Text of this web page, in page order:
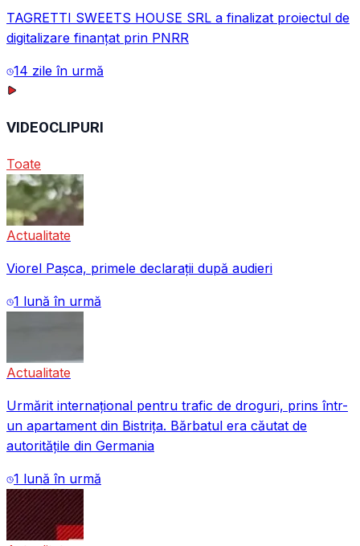
TAGRETTI SWEETS HOUSE SRL a finalizat proiectul de
digitalizare finanțat prin PNRR
14 zile în urmă
VIDEOCLIPURI
Toate
Actualitate
Viorel Pașca, primele declarații după audieri
1 lună în urmă
Actualitate
Urmărit internațional pentru trafic de droguri, prins într-
un apartament din Bistrița. Bărbatul era căutat de
autoritățile din Germania
1 lună în urmă